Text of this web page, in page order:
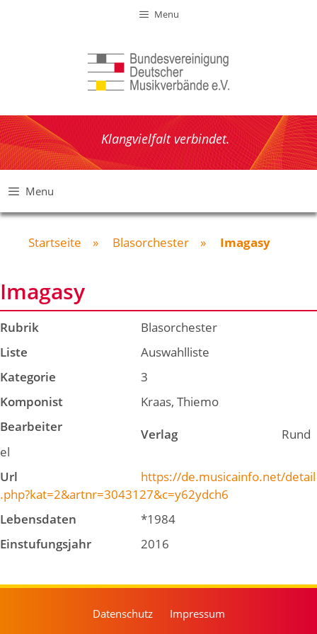
Menu
Klangvielfalt verbindet.
Menu
Startseite » Blasorchester » Imagasy
Imagasy
Rubrik
Blasorchester
Liste
Auswahlliste
Kategorie
3
Komponist
Kraas, Thiemo
Bearbeiter
Verlag
Rund
el
Url
https://de.musicainfo.net/detail
.php?kat=2&artnr=3043127&c=y62ydch6
Lebensdaten
*1984
Einstufungsjahr
2016
Datenschutz Impressum